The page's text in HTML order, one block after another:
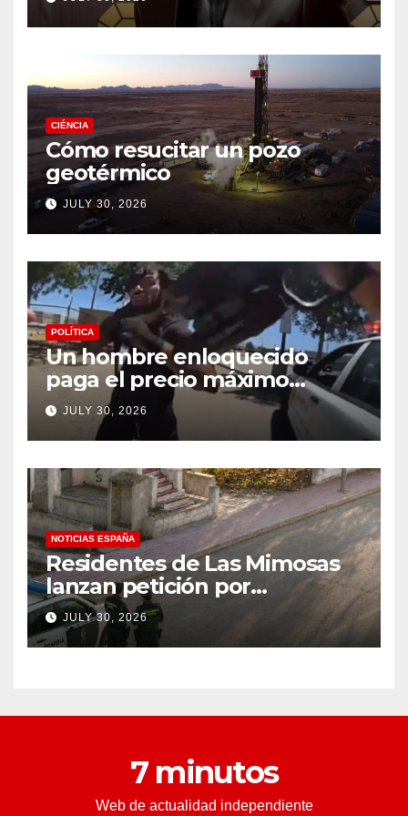
CIÉNCIA
Cómo resucitar un pozo
geotérmico
JULY 30, 2026
POLÍTICA
Un hombre enloquecido
paga el precio máximo
después de llevar un cuchillo
a un tiroteo con agentes del
condado de Los Ángeles
(VIDEO) * The Gateway
Pundit * por Cullen
Linebarger
JULY 30, 2026
NOTICIAS ESPAÑA
Residentes de Las Mimosas
lanzan petición por
disminución ‘inaceptable’ de
servicios básicos – The
Leader
JULY 30, 2026
7 minutos
Web de actualidad independiente